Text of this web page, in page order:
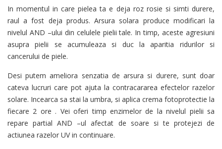
In momentul in care pielea ta e deja roz rosie si simti durere,
raul a fost deja produs. Arsura solara produce modificari la
nivelul AND –ului din celulele pielii tale. In timp, aceste agresiuni
asupra pielii se acumuleaza si duc la aparitia ridurilor si
cancerului de piele.
Desi putem ameliora senzatia de arsura si durere, sunt doar
cateva lucruri care pot ajuta la contracararea efectelor razelor
solare. Incearca sa stai la umbra, si aplica crema fotoprotectie la
fiecare 2 ore . Vei oferi timp enzimelor de la nivelul pielii sa
repare partial AND –ul afectat de soare si te protejezi de
actiunea razelor UV in continuare.